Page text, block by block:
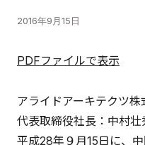
2016年9月15日
PDFファイルで表示
アライドアーキテクツ株
代表取締役社長：中村壮
平成28年９月15日に、